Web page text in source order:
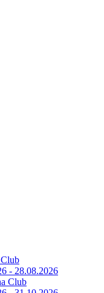
- 28.08.2026
Club